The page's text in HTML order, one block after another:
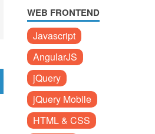
WEB FRONTEND
Javascript
AngularJS
jQuery
jQuery Mobile
HTML & CSS